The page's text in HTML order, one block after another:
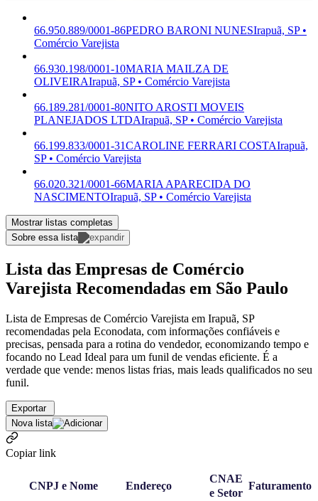
66.950.889/0001-86PEDRO BARONI NUNESIrapuã, SP •
Comércio Varejista
66.930.198/0001-10MARIA MAILZA DE
OLIVEIRAIrapuã, SP • Comércio Varejista
66.189.281/0001-80NITO AROSTI MOVEIS
PLANEJADOS LTDAIrapuã, SP • Comércio Varejista
66.199.833/0001-31CAROLINE FERRARI COSTAIrapuã,
SP • Comércio Varejista
66.020.321/0001-66MARIA APARECIDA DO
NASCIMENTOIrapuã, SP • Comércio Varejista
Mostrar listas completas
Sobre essa lista
Lista das Empresas de Comércio
Varejista Recomendadas em São Paulo
Lista de Empresas de Comércio Varejista em Irapuã, SP
recomendadas pela Econodata, com informações confiáveis e
precisas, pensada para a rotina do vendedor, economizando tempo e
focando no Lead Ideal para um funil de vendas eficiente. É a
verdade que vende: menos listas frias, mais leads qualificados no seu
funil.
Exportar
Nova lista
Copiar link
CNPJ e Nome Endereço
CNAE
e Setor
Faturamento